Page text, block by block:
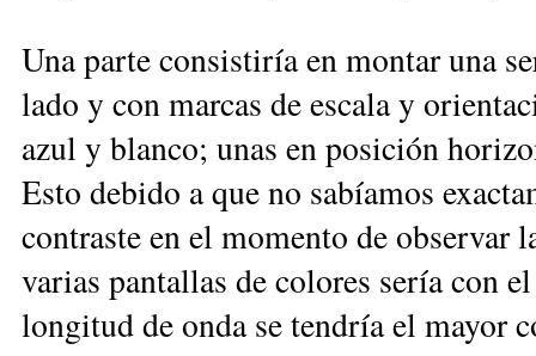
Una parte consistiría en montar una
lado y con marcas de escala y
azul y blanco; unas en posición
Esto debido a que no sabíamos
contraste en el momento de observar
varias pantallas de colores sería con
longitud de onda se tendría el mayor